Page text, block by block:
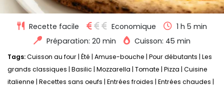
Recette facile Economique
1 h 5 min
Préparation: 20 min
Cuisson: 45 min
Tags:Cuisson au four Été Amuse-bouche Pour débutants Les
grands classiques Basilic Mozzarella Tomate Pizza Cuisine
italienne Recettes sans oeufs Entrées froides Entrées chaudes